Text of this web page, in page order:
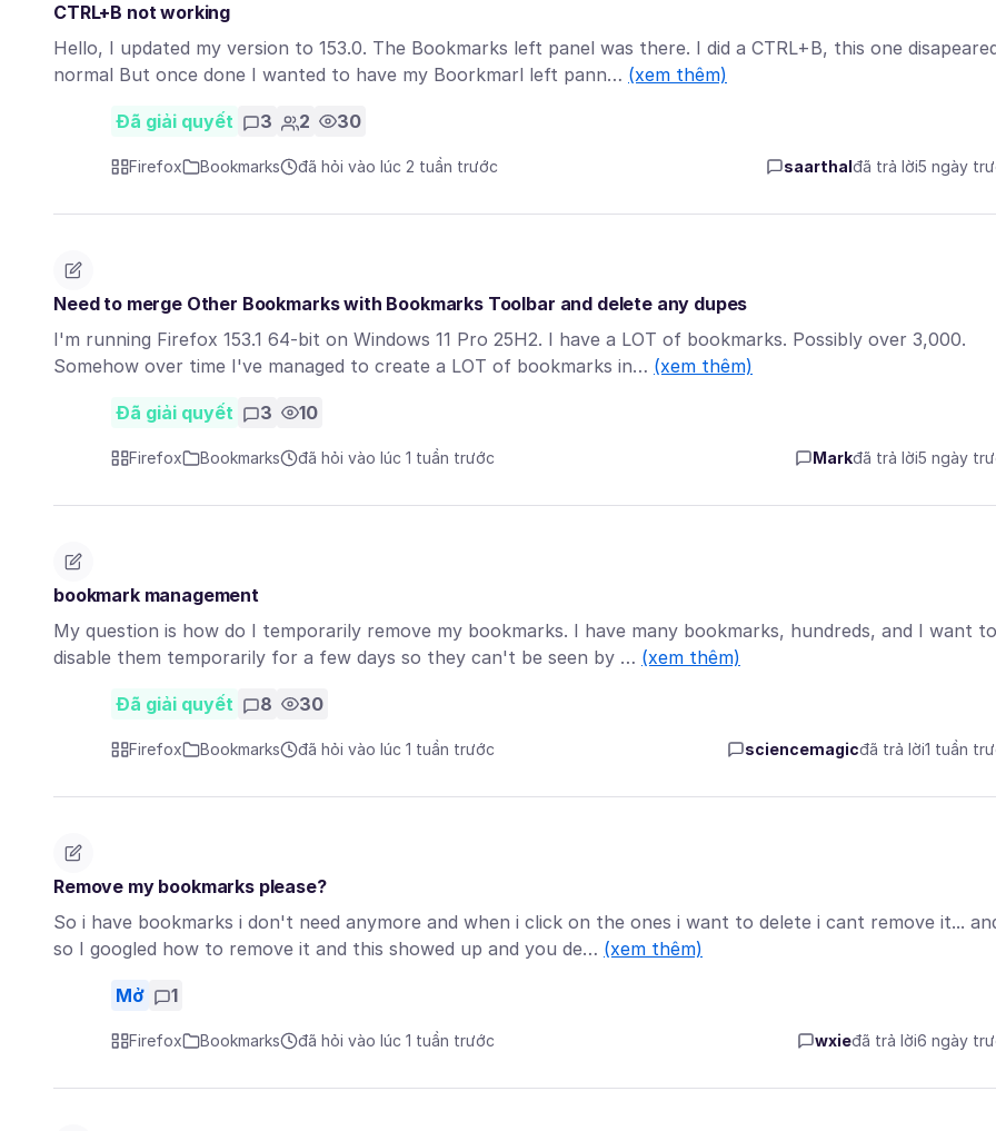
CTRL+B not working
Hello, I updated my version to 153.0. The Bookmarks left panel was there. I did a CTRL+B, this one
normal But once done I wanted to have my Boorkmarl left pann… (xem thêm)
Đã giải quyết 3 2 30
Firefox Bookmarks đã hỏi vào lúc 2 tuần trước saarthalđã trả lời5 ngày
Need to merge Other Bookmarks with Bookmarks Toolbar and delete any dupes
I'm running Firefox 153.1 64-bit on Windows 11 Pro 25H2. I have a LOT of bookmarks. Possibly over 3,000.
Somehow over time I've managed to create a LOT of bookmarks in… (xem thêm)
Đã giải quyết 3 10
Firefox Bookmarks đã hỏi vào lúc 1 tuần trước Markđã trả lời5 ngày
bookmark management
My question is how do I temporarily remove my bookmarks. I have many bookmarks, hundreds, and I want to
disable them temporarily for a few days so they can't be seen by … (xem thêm)
Đã giải quyết 8 30
Firefox Bookmarks đã hỏi vào lúc 1 tuần trước sciencemagicđã trả lời1 tuần
Remove my bookmarks please?
So i have bookmarks i don't need anymore and when i click on the ones i want to delete i cant remove it...
so I googled how to remove it and this showed up and you de… (xem thêm)
Mở 1
Firefox Bookmarks đã hỏi vào lúc 1 tuần trước wxieđã trả lời6 ngày